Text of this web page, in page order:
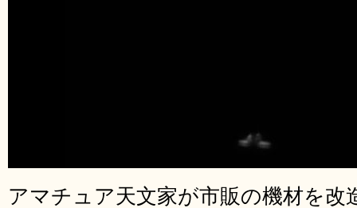
アマチュア天文家が市販の機材を